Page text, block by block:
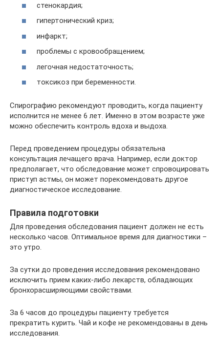
стенокардия;
гипертонический криз;
инфаркт;
проблемы с кровообращением;
легочная недостаточность;
токсикоз при беременности.
Спирографию рекомендуют проводить, когда пациенту
исполнится не менее 6 лет. Именно в этом возрасте уже
можно обеспечить контроль вдоха и выдоха.
Перед проведением процедуры обязательна
консультация лечащего врача. Например, если доктор
предполагает, что обследование может спровоцировать
приступ астмы, он может порекомендовать другое
диагностическое исследование.
Правила подготовки
Для проведения обследования пациент должен не есть
несколько часов. Оптимальное время для диагностики –
это утро.
За сутки до проведения исследования рекомендовано
исключить прием каких-либо лекарств, обладающих
бронхорасширяющими свойствами.
За 6 часов до процедуры пациенту требуется
прекратить курить. Чай и кофе не рекомендованы в день
исследования.